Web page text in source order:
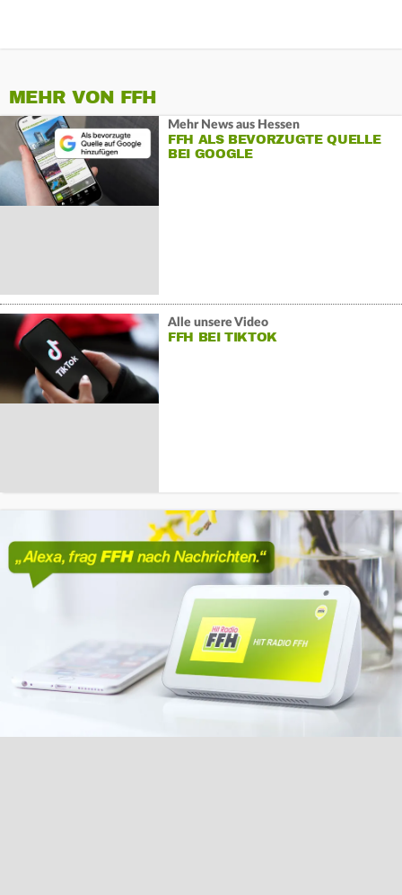
MEHR VON FFH
Mehr News aus Hessen
FFH ALS BEVORZUGTE QUELLE
BEI GOOGLE
Alle unsere Video
FFH BEI TIKTOK